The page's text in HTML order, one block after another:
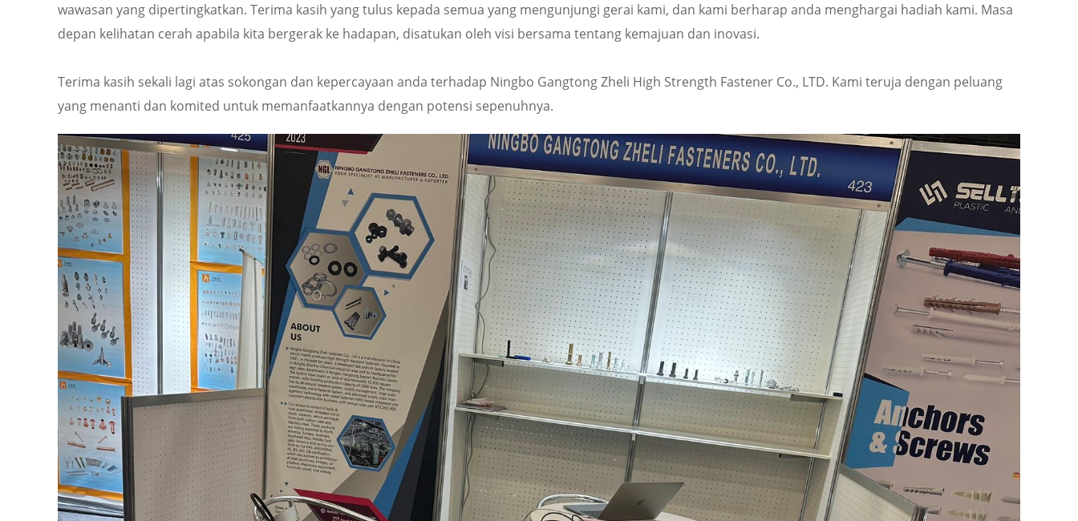
wawasan yang dipertingkatkan. Terima kasih yang tulus kepada semua yang mengunjungi gerai kami, dan kami berharap anda menghargai hadiah kami. Masa
depan kelihatan cerah apabila kita bergerak ke hadapan, disatukan oleh visi bersama tentang kemajuan dan inovasi.
Terima kasih sekali lagi atas sokongan dan kepercayaan anda terhadap Ningbo Gangtong Zheli High Strength Fastener Co., LTD. Kami teruja dengan peluang
yang menanti dan komited untuk memanfaatkannya dengan potensi sepenuhnya.